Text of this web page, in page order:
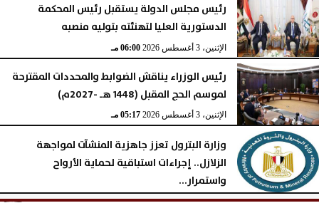
رئيس مجلس الدولة يستقبل رئيس المحكمة
الدستورية العليا لتهنئته بتوليه منصبه
الإثنين، 3 أغسطس 2026 06:00 مـ
رئيس الوزراء يناقش الضوابط والمحددات المقترحة
لموسم الحج المقبل (1448 هـ -2027م)
الإثنين، 3 أغسطس 2026 05:17 مـ
وزارة البترول تعزز جاهزية المنشآت لمواجهة
الزلازل.. إجراءات استباقية لحماية الأرواح
واستمرار...
الإثنين، 3 أغسطس 2026 05:16 مـ